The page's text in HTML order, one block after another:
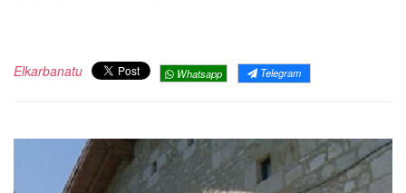
Elkarbanatu Whatsapp Telegram